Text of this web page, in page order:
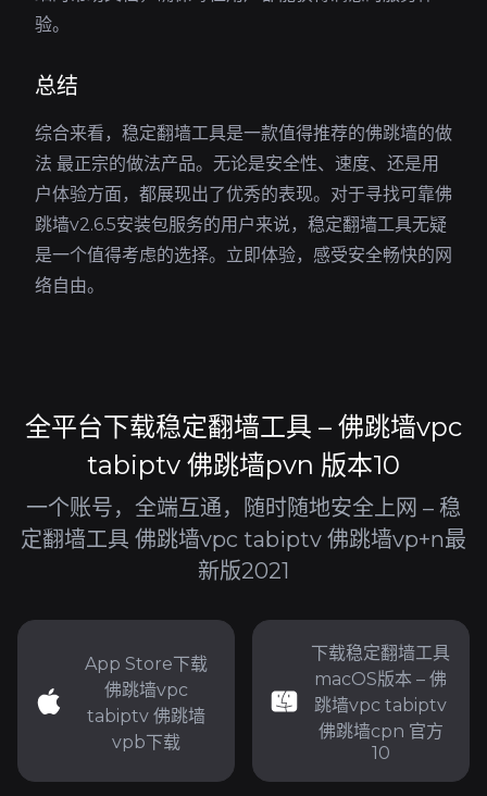
验。
总结
综合来看，稳定翻墙工具是一款值得推荐的佛跳墙的做
法 最正宗的做法产品。无论是安全性、速度、还是用
户体验方面，都展现出了优秀的表现。对于寻找可靠佛
跳墙v2.6.5安装包服务的用户来说，稳定翻墙工具无疑
是一个值得考虑的选择。立即体验，感受安全畅快的网
络自由。
全平台下载稳定翻墙工具 – 佛跳墙vpc
tabiptv 佛跳墙pvn 版本10
一个账号，全端互通，随时随地安全上网 – 稳
定翻墙工具 佛跳墙vpc tabiptv 佛跳墙vp+n最
新版2021
App Store下载
佛跳墙vpc
tabiptv 佛跳墙
vpb下载
下载稳定翻墙工具
macOS版本 – 佛
跳墙vpc tabiptv
佛跳墙cpn 官方
10